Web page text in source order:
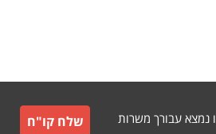
נמצא עבורך משרות
שלח קו"ח